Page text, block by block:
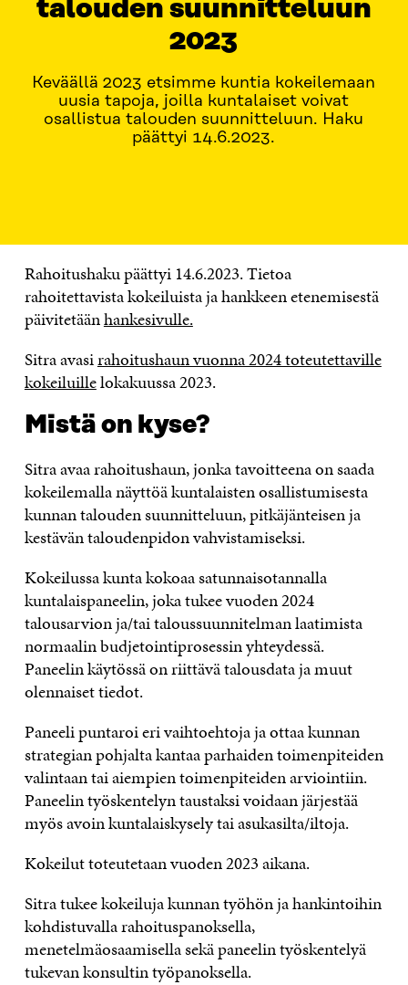
talouden suunnitteluun
2023
Keväällä 2023 etsimme kuntia kokeilemaan
uusia tapoja, joilla kuntalaiset voivat
osallistua talouden suunnitteluun. Haku
päättyi 14.6.2023.
Rahoitushaku päättyi 14.6.2023. Tietoa
rahoitettavista kokeiluista ja hankkeen etenemisestä
päivitetäänhankesivulle.
Sitra avasirahoitushaun vuonna 2024 toteutettaville
kokeiluillelokakuussa 2023.
Mistä on kyse?
Sitra avaa rahoitushaun, jonka tavoitteena on saada
kokeilemalla näyttöä kuntalaisten osallistumisesta
kunnan talouden suunnitteluun, pitkäjänteisen ja
kestävän taloudenpidon vahvistamiseksi.
Kokeilussa kunta kokoaa satunnaisotannalla
kuntalaispaneelin, joka tukee vuoden 2024
talousarvion ja/tai taloussuunnitelman laatimista
normaalin budjetointiprosessin yhteydessä.
Paneelin käytössä on riittävä talousdata ja muut
olennaiset tiedot.
Paneeli puntaroi eri vaihtoehtoja ja ottaa kunnan
strategian pohjalta kantaa parhaiden toimenpiteiden
valintaan tai aiempien toimenpiteiden arviointiin.
Paneelin työskentelyn taustaksi voidaan järjestää
myös avoin kuntalaiskysely tai asukasilta/iltoja.
Kokeilut toteutetaan vuoden 2023 aikana.
Sitra tukee kokeiluja kunnan työhön ja hankintoihin
kohdistuvalla rahoituspanoksella,
menetelmäosaamisella sekä paneelin työskentelyä
tukevan konsultin työpanoksella.